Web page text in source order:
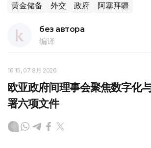
黄金储备 外交 政府 阿塞拜疆
без автора
编译
16:15, 07 8月 2026
欧亚政府间理事会聚焦数字化
署六项文件